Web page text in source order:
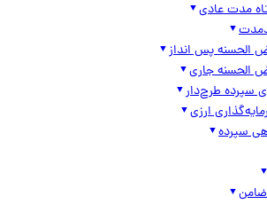
عادی
پس انداز
جاری
طرح‌دار
ارزی